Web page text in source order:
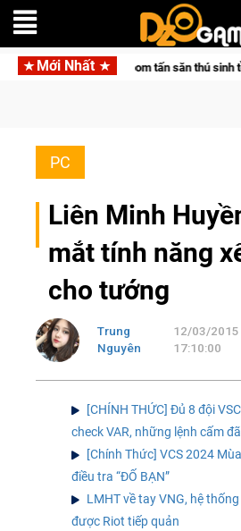
Mới Nhất
đưa bom tấn săn thú sinh tồn lên di
PC
Liên Minh
mắt tính năng
cho tướng
Trung
Nguyên
12/03/2015
17:10:00
[CHÍNH THỨC] Đủ 8 đội
check VAR, những lệnh cấm
[Chính Thức] VCS 2024
điều tra “ĐỐ BẠN”
LMHT về tay VNG, hệ
được Riot tiếp quản